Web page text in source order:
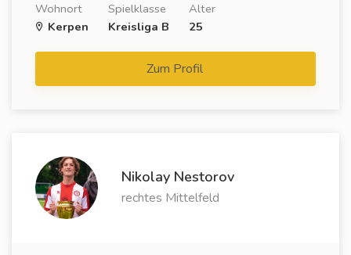
Wohnort
Kerpen
Spielklasse
Kreisliga B
Alter
25
Zum Profil
Nikolay Nestorov
rechtes Mittelfeld